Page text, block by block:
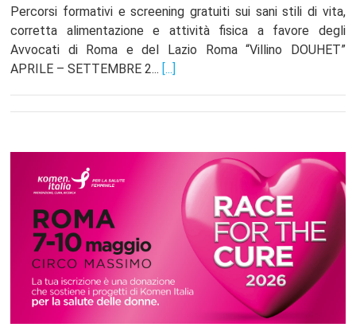
Percorsi formativi e screening gratuiti sui sani stili di vita,
corretta alimentazione e attività fisica a favore degli
Avvocati di Roma e del Lazio Roma “Villino DOUHET”
APRILE – SETTEMBRE 2... [...]